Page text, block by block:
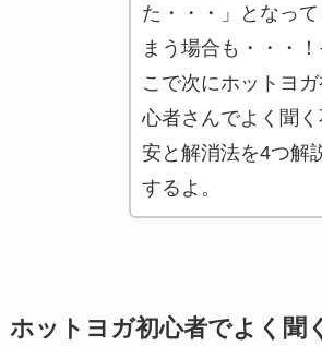
た・・・」となって
まう場合も・・・！
こで次にホットヨガ
心者さんでよく聞く
安と解消法を4つ解
するよ。
ホットヨガ初心者でよく聞